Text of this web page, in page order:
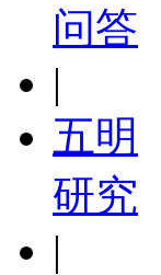
问答
|
五明
研究
|